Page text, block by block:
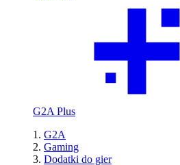
G2A Plus
G2A
Gaming
Dodatki do gier